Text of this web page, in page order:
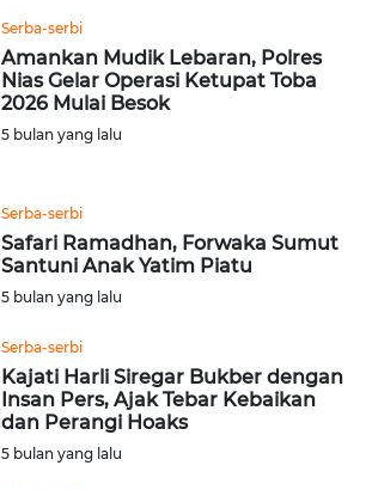
Serba-serbi
Amankan Mudik Lebaran, Polres
Nias Gelar Operasi Ketupat Toba
2026 Mulai Besok
5 bulan yang lalu
Serba-serbi
Safari Ramadhan, Forwaka Sumut
Santuni Anak Yatim Piatu
5 bulan yang lalu
Serba-serbi
Kajati Harli Siregar Bukber dengan
Insan Pers, Ajak Tebar Kebaikan
dan Perangi Hoaks
5 bulan yang lalu